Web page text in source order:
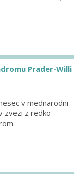
Prader-Willi
v mednarodni
zvezi z redko